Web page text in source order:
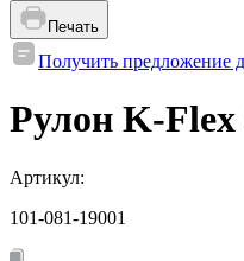
Печать
Получить предложение
Рулон K-Flex
Артикул:
101-081-19001